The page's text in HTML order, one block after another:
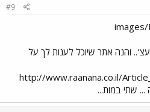
#9
והנה אתר שיוכל לענות לך על
http://www.raanana.co.il/